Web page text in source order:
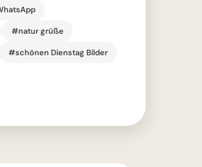
#natur grüße
#schönen Dienstag Bilder